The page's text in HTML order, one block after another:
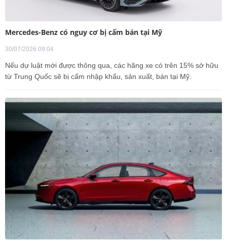
Mercedes-Benz có nguy cơ bị cấm bán tại Mỹ
30/07/2026 09:04
Nếu dự luật mới được thông qua, các hãng xe có trên 15% sở hữu
từ Trung Quốc sẽ bị cấm nhập khẩu, sản xuất, bán tại Mỹ.